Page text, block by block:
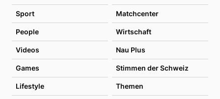
Sport Matchcenter
People Wirtschaft
Videos Nau Plus
Games Stimmen der Schweiz
Lifestyle Themen